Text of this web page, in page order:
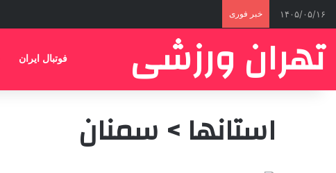
۱۴۰۵/۰۵/۱۶ خبر فوری
تهران ورزشی فوتبال ایران
استانها > سمنان